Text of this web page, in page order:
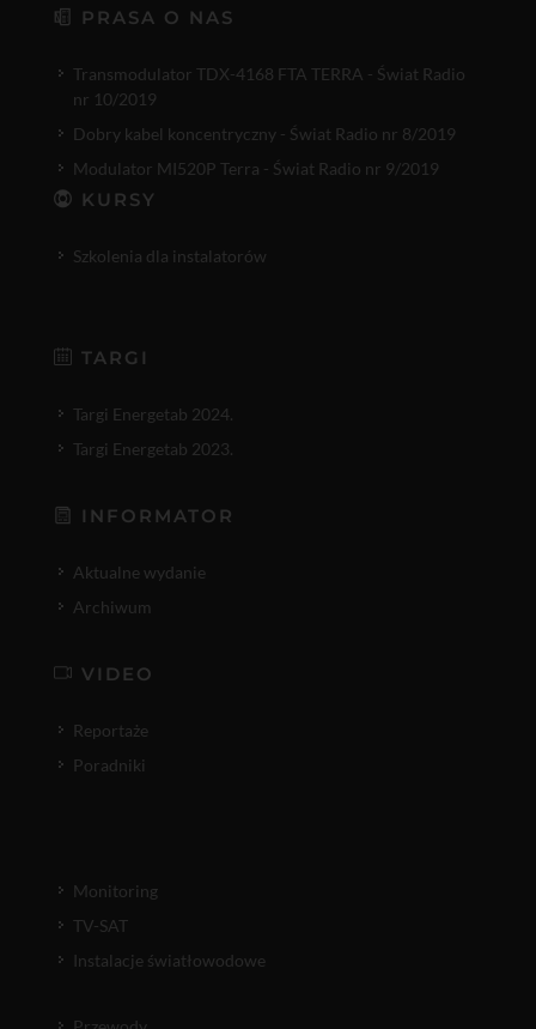
PRASA O NAS
Transmodulator TDX-4168 FTA TERRA - Świat Radio
nr 10/2019
Dobry kabel koncentryczny - Świat Radio nr 8/2019
Modulator MI520P Terra - Świat Radio nr 9/2019
KURSY
Szkolenia dla instalatorów
TARGI
Targi Energetab 2024.
Targi Energetab 2023.
INFORMATOR
Aktualne wydanie
Archiwum
VIDEO
Reportaże
Poradniki
Monitoring
TV-SAT
Instalacje światłowodowe